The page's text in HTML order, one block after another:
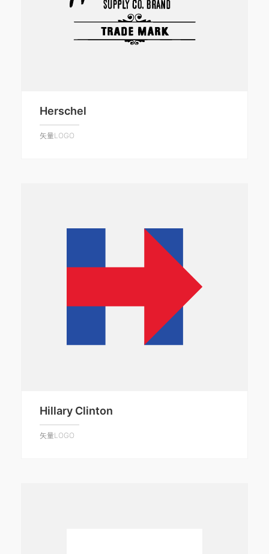
Herschel
矢量LOGO
Hillary Clinton
矢量LOGO